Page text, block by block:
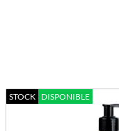
STOCK DISPONIBLE